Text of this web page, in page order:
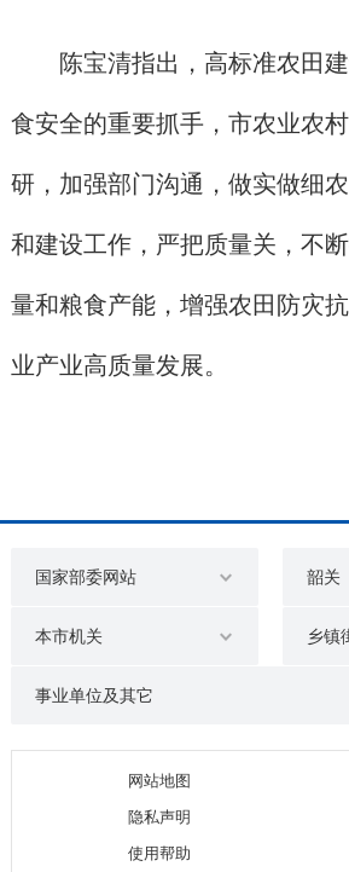
陈宝清指出，高标准农田建
食安全的重要抓手，市农业农
研，加强部门沟通，做实做细
和建设工作，严把质量关，不
量和粮食产能，增强农田防灾
业产业高质量发展。
国家部委网站 韶关
本市机关 乡镇
事业单位及其它
网站地图
隐私声明
使用帮助